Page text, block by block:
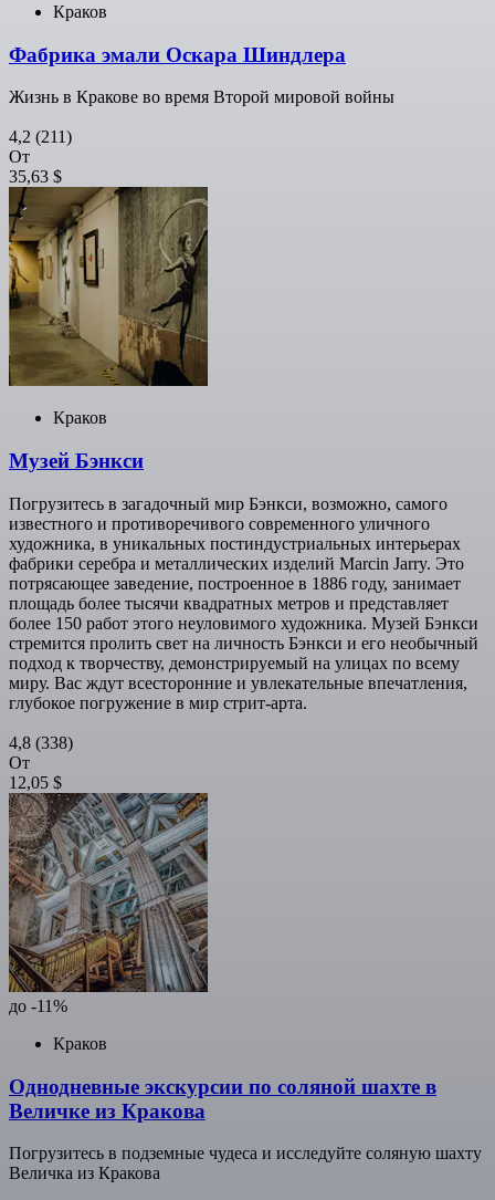
Краков
Фабрика эмали Оскара Шиндлера
Жизнь в Кракове во время Второй мировой войны
4,2 (211)
От
35,63 $
Краков
Музей Бэнкси
Погрузитесь в загадочный мир Бэнкси, возможно, самого
известного и противоречивого современного уличного
художника, в уникальных постиндустриальных интерьерах
фабрики серебра и металлических изделий Marcin Jarry. Это
потрясающее заведение, построенное в 1886 году, занимает
площадь более тысячи квадратных метров и представляет
более 150 работ этого неуловимого художника. Музей Бэнкси
стремится пролить свет на личность Бэнкси и его необычный
подход к творчеству, демонстрируемый на улицах по всему
миру. Вас ждут всесторонние и увлекательные впечатления,
глубокое погружение в мир стрит-арта.
4,8 (338)
От
12,05 $
до -11%
Краков
Однодневные экскурсии по соляной шахте в
Величке из Кракова
Погрузитесь в подземные чудеса и исследуйте соляную шахту
Величка из Кракова